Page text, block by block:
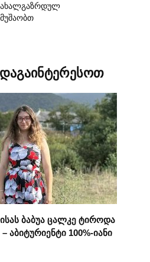
ბაბუა ცალკე ტიროდა
აბიტურიენტი 100%-იანი